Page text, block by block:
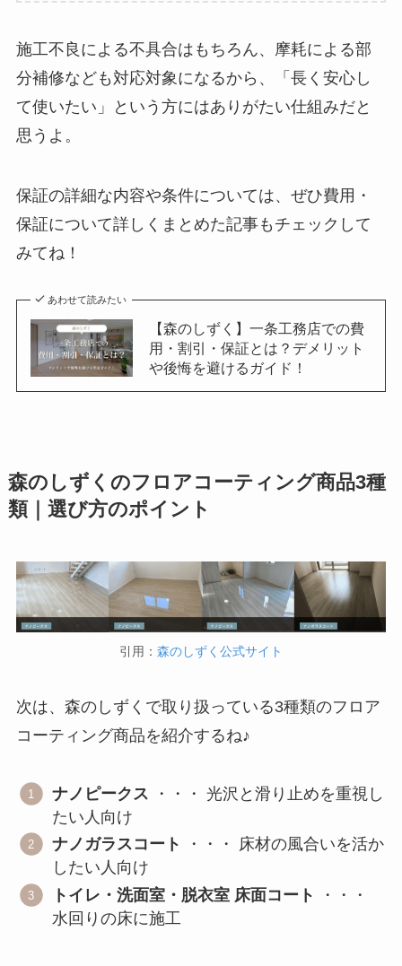
施工不良による不具合はもちろん、摩耗による部
分補修なども対応対象になるから、「長く安心し
て使いたい」という方にはありがたい仕組みだと
思うよ。
保証の詳細な内容や条件については、ぜひ費用・
保証について詳しくまとめた記事もチェックして
みてね！
あわせて読みたい
【森のしずく】一条工務店での費
用・割引・保証とは？デメリット
や後悔を避けるガイド！
森のしずくのフロアコーティング商品3種
類｜選び方のポイント
引用： 森のしずく公式サイト
次は、森のしずくで取り扱っている3種類のフロア
コーティング商品を紹介するね♪
ナノピークス ・・・ 光沢と滑り止めを重視し
たい人向け
ナノガラスコート
・・・ 床材の風合いを活か
したい人向け
トイレ・洗面室・脱衣室 床面コート
・・・
水回りの床に施工